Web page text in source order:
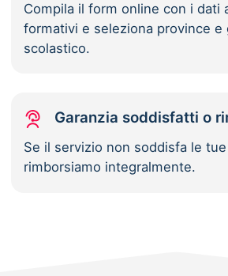
Compila il form online con i dati
formativi e seleziona province e
scolastico.
Garanzia soddisfatti o
Se il servizio non soddisfa le
rimborsiamo integralmente.